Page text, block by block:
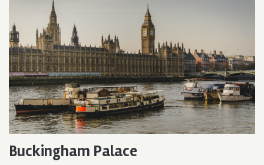
Buckingham Palace